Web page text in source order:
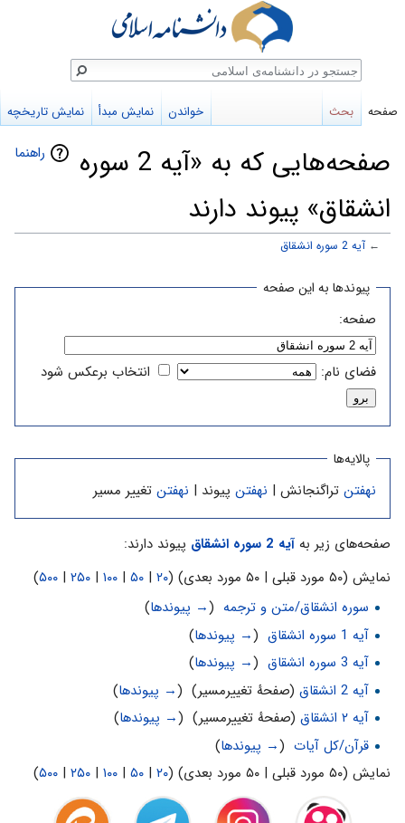
راهنما
صفحه‌هایی که به «آیه 2 سوره
انشقاق» پیوند دارند
←آیه 2 سوره انشقاق
ناوبری
جستجو
پیوندها به این صفحه
صفحه:
فضای نام: انتخاب برعکس شود
پالایه‌ها
نهفتنتراگنجانش | نهفتنپیوند | نهفتنتغییر مسیر
صفحه‌های زیر به آیه 2 سوره انشقاق
پیوند دارند:
نمایش (۵۰ مورد قبلی | ۵۰ مورد بعدی) (
۲۰ | ۵۰ | ۱۰۰ | ۲۵۰ | ۵۰۰)
سوره انشقاق/متن و ترجمه‏
(→ پیوندها)
آیه 1 سوره انشقاق
‏
(→ پیوندها)
آیه 3 سوره انشقاق
‏
(→ پیوندها)
آیه 2 انشقاق
(صفحهٔ تغییرمسیر) ‏ (→ پیوندها)
آیه ۲ انشقاق
(صفحهٔ تغییرمسیر) ‏ (→ پیوندها)
قرآن/کل آیات‏
(→ پیوندها)
نمایش (۵۰ مورد قبلی | ۵۰ مورد بعدی) (
۲۰ | ۵۰ | ۱۰۰ | ۲۵۰ | ۵۰۰)
صفحه بحث خواندن نمایش مبدأ نمایش تاریخچه
جستجو